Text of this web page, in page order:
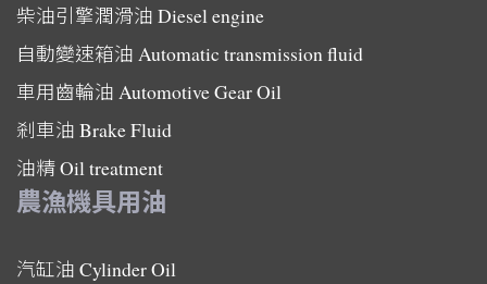
柴油引擎潤滑油 Diesel engine
自動變速箱油 Automatic transmission fluid
車用齒輪油 Automotive Gear Oil
剎車油 Brake Fluid
油精Oil treatment
農漁機具用油
汽缸油 Cylinder Oil